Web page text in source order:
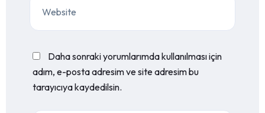
Daha sonraki yorumlarımda kullanılması için
adım, e-posta adresim ve site adresim bu
tarayıcıya kaydedilsin.